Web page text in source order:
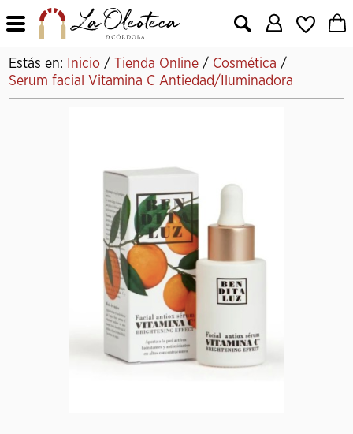
X
Estás en: Inicio / Tienda Online / Cosmética /
Serum facial Vitamina C Antiedad/Iluminadora